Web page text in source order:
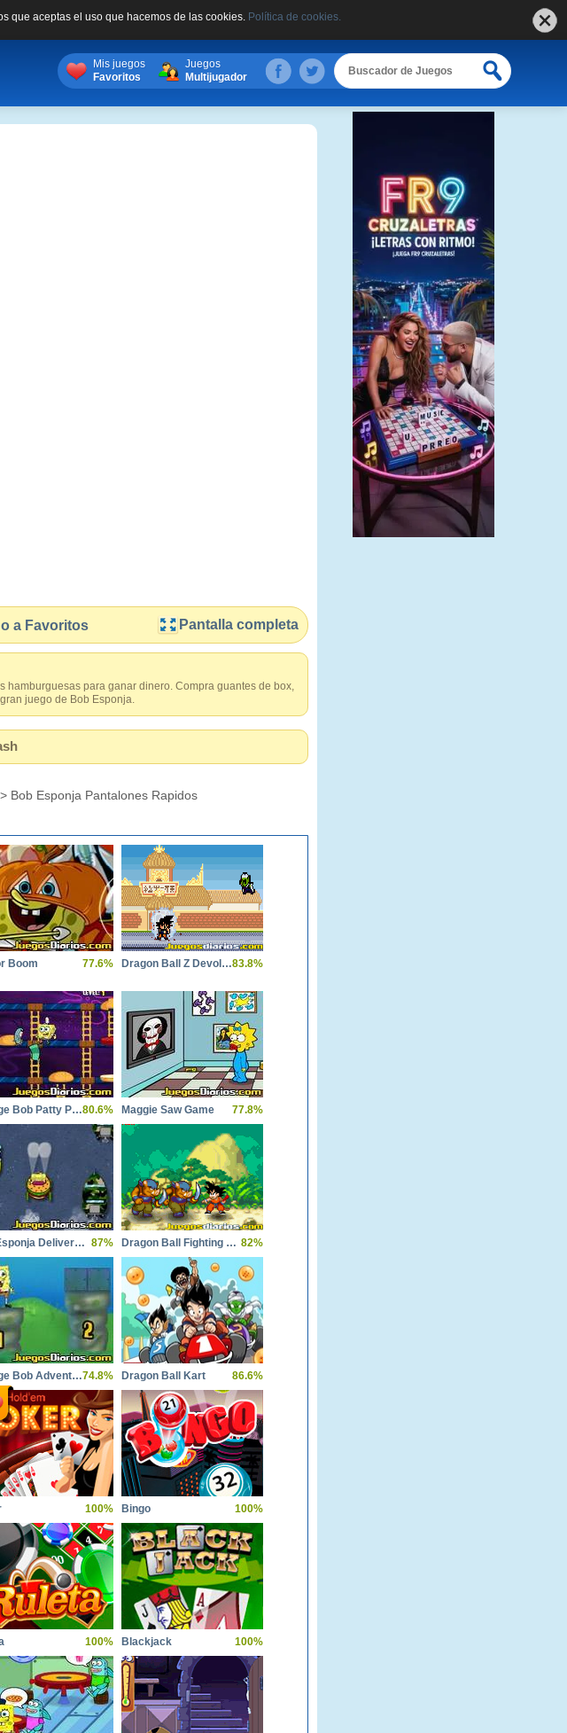
que aceptas el uso que hacemos de las cookies. Política de cookies.
Mis juegos
Favoritos
Juegos
Multijugador
a Favoritos Pantalla completa
hamburguesas para ganar dinero. Compra guantes de box,
juego de Bob Esponja.
Bob Esponja Pantalones Rapidos
Boom 77.6% Dragon Ball Z Devolution83.8%
Sponge Bob Patty Panic80.6% Maggie Saw Game 77.8%
Bob Esponja Delivery Dilemma 87% Dragon Ball Fighting 2.6 82%
Sponge Bob Adventure 274.8% Dragon Ball Kart 86.6%
100% Bingo 100%
100% Blackjack 100%